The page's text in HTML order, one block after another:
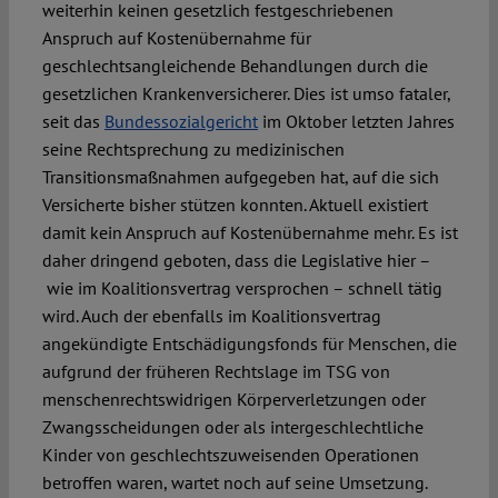
weiterhin keinen gesetzlich festgeschriebenen
Anspruch auf Kostenübernahme für
geschlechtsangleichende Behandlungen durch die
gesetzlichen Krankenversicherer. Dies ist umso fataler,
seit das Bundessozialgerichtim Oktober letzten Jahres
seine Rechtsprechung zu medizinischen
Transitionsmaßnahmen aufgegeben hat, auf die sich
Versicherte bisher stützen konnten. Aktuell existiert
damit kein Anspruch auf Kostenübernahme mehr. Es ist
daher dringend geboten, dass die Legislative hier –
wie im Koalitionsvertrag versprochen – schnell tätig
wird. Auch der ebenfalls im Koalitionsvertrag
angekündigte Entschädigungsfonds für Menschen, die
aufgrund der früheren Rechtslage im TSG von
menschenrechtswidrigen Körperverletzungen oder
Zwangsscheidungen oder als intergeschlechtliche
Kinder von geschlechtszuweisenden Operationen
betroffen waren, wartet noch auf seine Umsetzung.